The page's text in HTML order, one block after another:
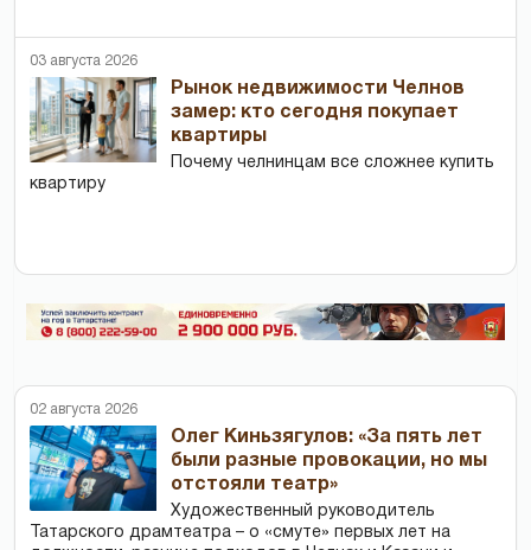
03 августа 2026
Рынок недвижимости Челнов
замер: кто сегодня покупает
квартиры
Почему челнинцам все сложнее купить
квартиру
02 августа 2026
Олег Киньзягулов: «За пять лет
были разные провокации, но мы
отстояли театр»
Художественный руководитель
Татарского драмтеатра – о «смуте» первых лет на